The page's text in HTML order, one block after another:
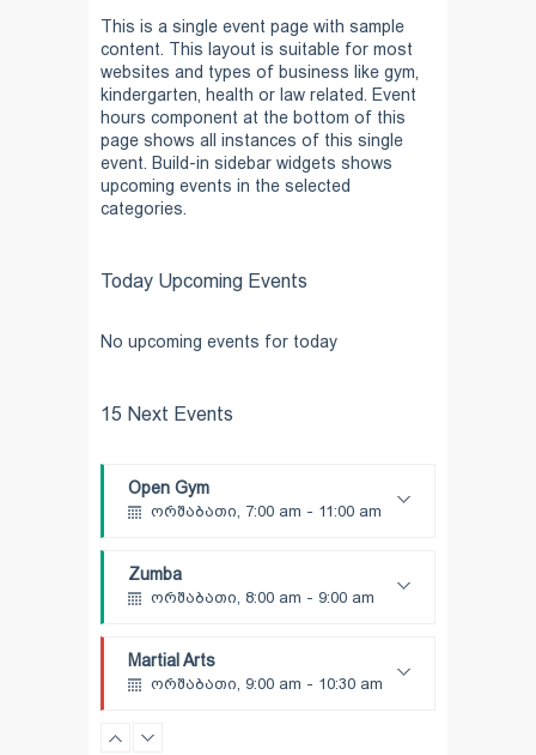
ორშაბათი, 11:00 am - 1:00 pm
Boxing class
Robert Bandana
Body Works
ორშაბათი, 1:00 pm - 2:00 pm
Instructor: K. Nomak
Room:305A
Level:All Levels
CrossFit
ორშაბათი, 3:00 pm - 4:00 pm
ორშაბათი, 3:00 pm - 4:30 pm
Room:6
Level:
Advanced
Cardio Fitness
Mark Moreau
Body Building
Weightlifting
Kevin Nomak
This is a single event page with sample
content. This layout is suitable for most
websites and types of business like gym,
kindergarten, health or law related. Event
hours component at the bottom of this
page shows all instances of this single
event. Build-in sidebar widgets shows
upcoming events in the selected
categories.
Today Upcoming Events
No upcoming events for today
15 Next Events
Open Gym
ორშაბათი, 7:00 am - 11:00 am
Mark Moreau
Zumba
ორშაბათი, 8:00 am - 9:00 am
Emma Brown
Martial Arts
ორშაბათი, 9:00 am - 10:30 am
Room:
Power Fitness